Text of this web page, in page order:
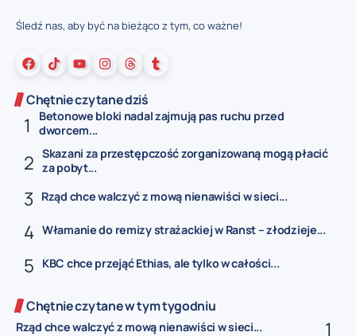
Śledź nas, aby być na bieżąco z tym, co ważne!
Chętnie czytane dziś
Betonowe bloki nadal zajmują pas ruchu przed
dworcem...
Skazani za przestępczość zorganizowaną mogą płacić
za pobyt...
Rząd chce walczyć z mową nienawiści w sieci...
Włamanie do remizy strażackiej w Ranst – złodzieje...
KBC chce przejąć Ethias, ale tylko w całości...
Chętnie czytane w tym tygodniu
Rząd chce walczyć z mową nienawiści w sieci...